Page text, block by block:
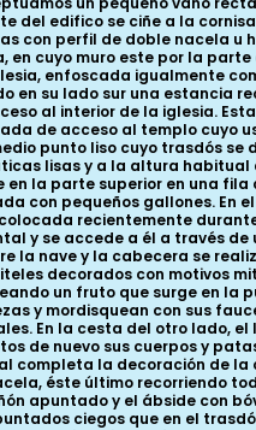
del edifico se ciñe a la
con perfil de doble nacela u
cuyo muro este por la parte
enfoscada igualmente
en su lado sur una estancia
al interior de la iglesia.
de acceso al templo cuyo
punto liso cuyo trasdós se
lisas y a la altura
la parte superior en una
con pequeños gallones. En
recientemente
y se accede a él a través
la nave y la cabecera se
decorados con motivos
un fruto que surge en la
y mordisquean con sus
En la cesta del otro lado,
de nuevo sus cuerpos y
completa la decoración de la
éste último recorriendo
apuntado y el ábside con
ciegos que en el